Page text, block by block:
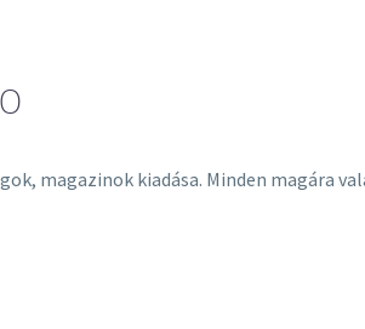
magazinok kiadása. Minden magára